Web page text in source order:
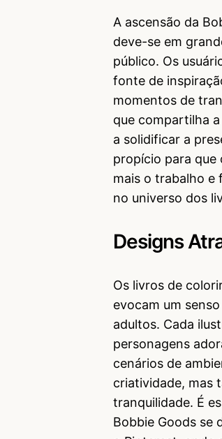
A ascensão da
deve-se em
público. Os
fonte de
momentos de
que compartilha
a solidificar a
propício para que
mais o trabalho e
no universo dos
Designs
Os livros de
evocam um
adultos. Cada
personagens
cenários de
criatividade, mas
tranquilidade. É
Bobbie Goods se